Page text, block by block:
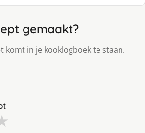
gemaakt?
komt in je kooklogboek te staan.